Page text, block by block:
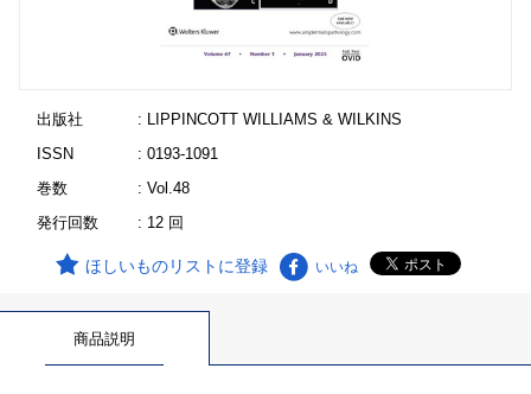
出版社
: LIPPINCOTT WILLIAMS & WILKINS
ISSN
: 0193-1091
巻数
: Vol.48
発行回数
: 12 回
ほしいものリストに登録 いいね
商品説明